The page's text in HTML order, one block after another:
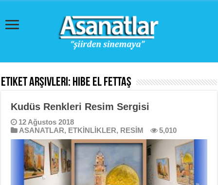
Etiket Arşivleri: Hibe El Fettaş
Kudüs Renkleri Resim Sergisi
12 Ağustos 2018
ASANATLAR, ETKİNLİKLER, RESİM 5,010